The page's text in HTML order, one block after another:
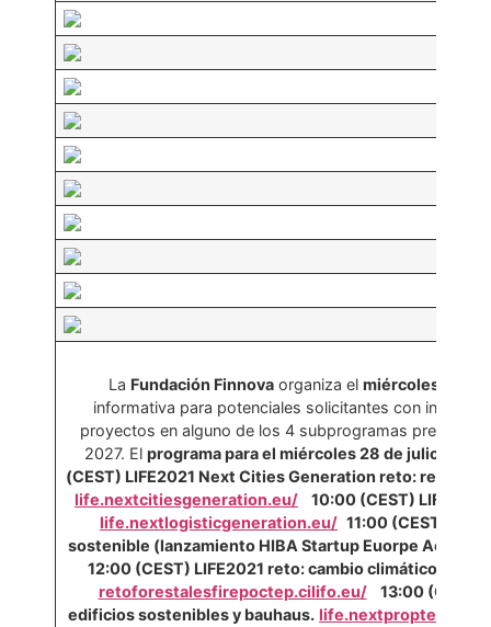
La Fundación Finnova organiza el miércoles 28
informativa para potenciales solicitantes con interés
proyectos en alguno de los 4 subprogramas previstos
2027. El programa para el miércoles 28 de julio de
(CEST) LIFE2021 Next Cities Generation reto:
​life.nextcitiesgeneration.eu/
10:00 (CEST)
life.nextlogisticgeneration.eu/ 11:00 (CEST)
sostenible (lanzamiento HIBA Startup Euorpe
12:00 (CEST) LIFE2021 reto: cambio climático,
retoforestalesfirepoctep.cilifo.eu/
13:00 (CEST)
edificios sostenibles y bauhaus.